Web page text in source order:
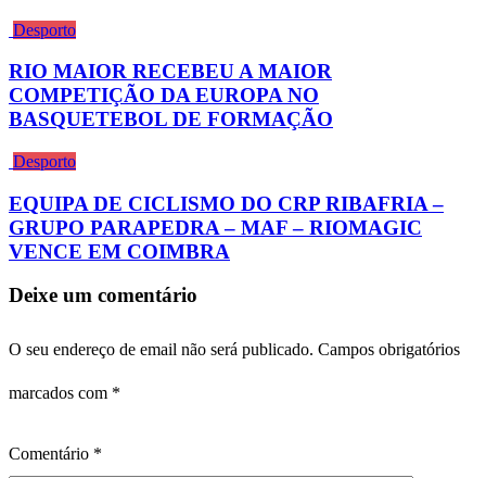
Desporto
RIO MAIOR RECEBEU A MAIOR
COMPETIÇÃO DA EUROPA NO
BASQUETEBOL DE FORMAÇÃO
Desporto
EQUIPA DE CICLISMO DO CRP RIBAFRIA –
GRUPO PARAPEDRA – MAF – RIOMAGIC
VENCE EM COIMBRA
Deixe um comentário
O seu endereço de email não será publicado. Campos obrigatórios
marcados com *
Comentário *